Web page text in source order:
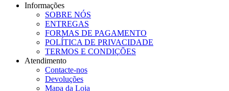
Informações
SOBRE NÓS
ENTREGAS
FORMAS DE PAGAMENTO
POLÍTICA DE PRIVACIDADE
TERMOS E CONDIÇÕES
Atendimento
Contacte-nos
Devoluções
Mapa da Loja